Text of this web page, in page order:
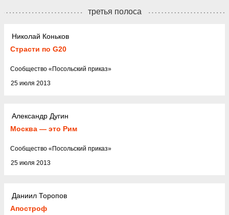
третья полоса
Николай Коньков
Страсти по G20
25 июля 2013
Cообщество «Посольский приказ»
Александр Дугин
Москва — это Рим
25 июля 2013
Cообщество «Посольский приказ»
Даниил Торопов
Апостроф